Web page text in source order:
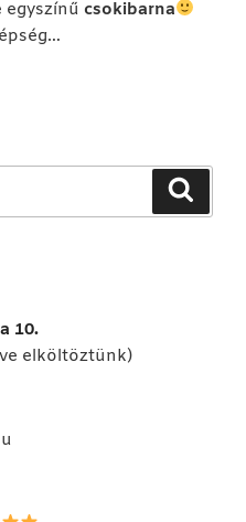
egyszínű csokibarna
10.
elköltöztünk)